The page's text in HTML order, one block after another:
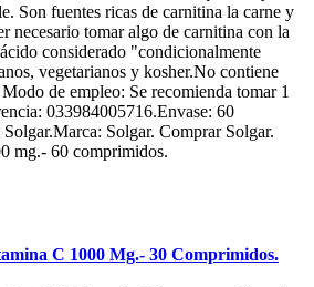
Son fuentes ricas de carnitina la carne y
necesario tomar algo de carnitina con la
considerado "condicionalmente
vegetarianos y kosher.No contiene
de empleo: Se recomienda tomar 1
033984005716.Envase: 60
Solgar. Comprar Solgar.
mg.- 60 comprimidos.
C 1000 Mg.- 30 Comprimidos.